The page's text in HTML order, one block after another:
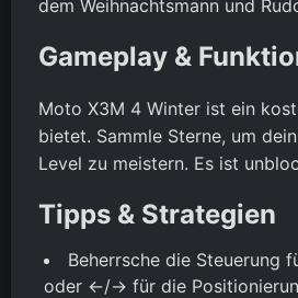
dem Weihnachtsmann und
Gameplay &
Moto X3M 4 Winter ist ein
bietet. Sammle Sterne, um
Level zu meistern. Es ist
Tipps & Strategien
Beherrsche die Steuerung
oder ←/→ für die